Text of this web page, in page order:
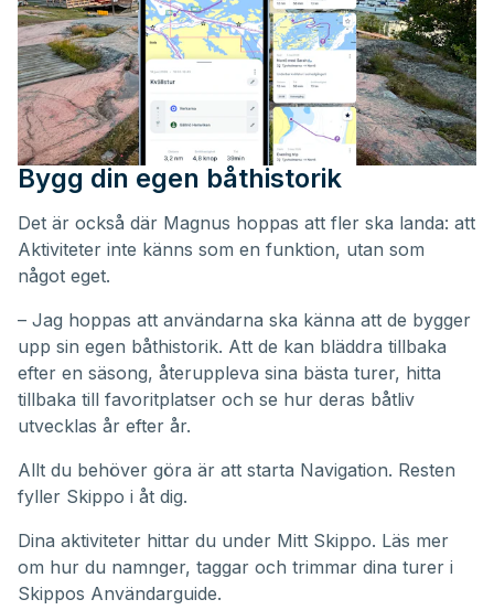
Bygg din egen båthistorik
Det är också där Magnus hoppas att fler ska landa: att
Aktiviteter inte känns som en funktion, utan som
något eget.
– Jag hoppas att användarna ska känna att de bygger
upp sin egen båthistorik. Att de kan bläddra tillbaka
efter en säsong, återuppleva sina bästa turer, hitta
tillbaka till favoritplatser och se hur deras båtliv
utvecklas år efter år.
Allt du behöver göra är att starta Navigation. Resten
fyller Skippo i åt dig.
Dina aktiviteter hittar du under Mitt Skippo. Läs mer
om hur du namnger, taggar och trimmar dina turer i
Skippos Användarguide.